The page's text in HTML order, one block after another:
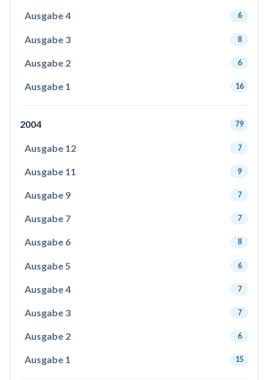
Ausgabe 4 6
Ausgabe 3 8
Ausgabe 2 6
Ausgabe 1 16
2004 79
Ausgabe 12 7
Ausgabe 11 9
Ausgabe 9 7
Ausgabe 7 7
Ausgabe 6 8
Ausgabe 5 6
Ausgabe 4 7
Ausgabe 3 7
Ausgabe 2 6
Ausgabe 1 15